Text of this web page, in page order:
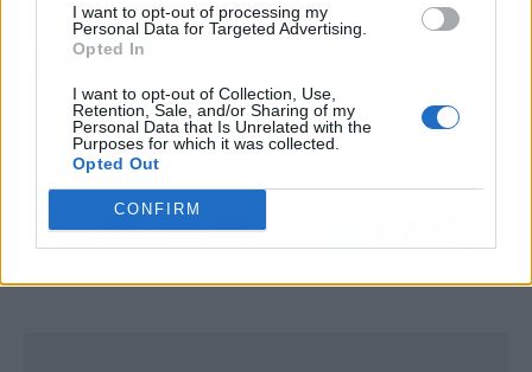
I want to opt-out of processing my
Personal Data for Targeted Advertising.
Opted In
I want to opt-out of Collection, Use,
Retention, Sale, and/or Sharing of my
Personal Data that Is Unrelated with the
Purposes for which it was collected.
Opted Out
CONFIRM
Artículo anterior
Todo lo que ofrece
de viajes que organiza el
tour de La Ruta del
Guachinche en Tenerife
Artículo siguiente